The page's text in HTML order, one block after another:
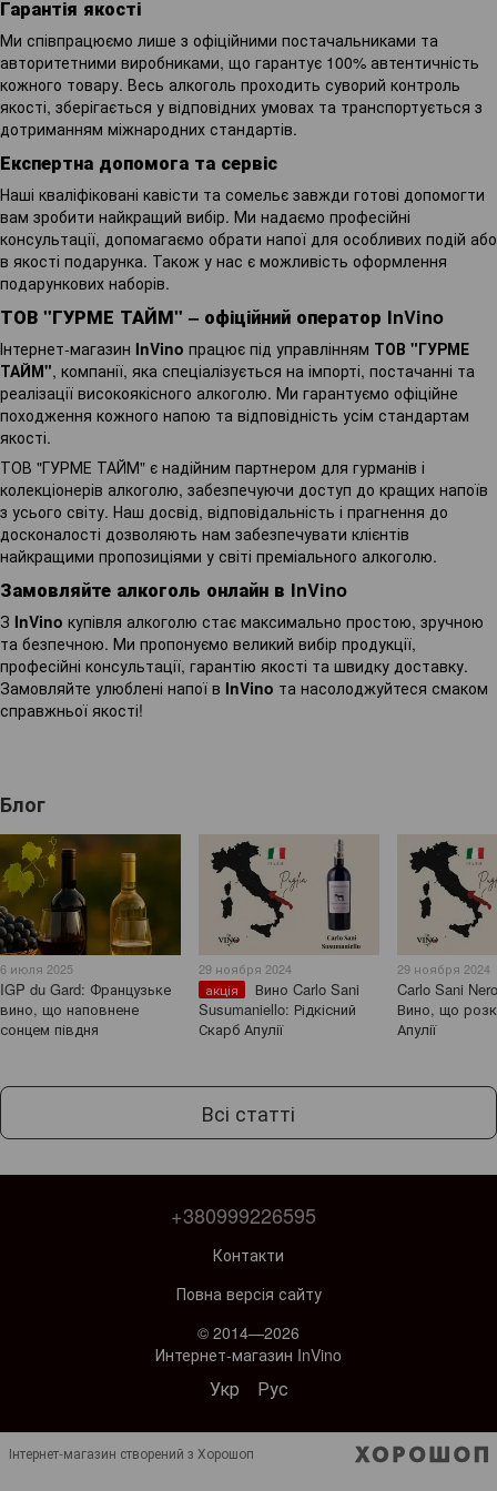
Гарантія якості
Ми співпрацюємо лише з офіційними постачальниками та
авторитетними виробниками, що гарантує 100% автентичність
кожного товару. Весь алкоголь проходить суворий контроль
якості, зберігається у відповідних умовах та транспортується з
дотриманням міжнародних стандартів.
Експертна допомога та сервіс
Наші кваліфіковані кавісти та сомельє завжди готові допомогти
вам зробити найкращий вибір. Ми надаємо професійні
консультації, допомагаємо обрати напої для особливих подій або
в якості подарунка. Також у нас є можливість оформлення
подарункових наборів.
ТОВ "ГУРМЕ ТАЙМ" – офіційний оператор InVino
Інтернет-магазин InVino працює під управлінням ТОВ "ГУРМЕ
ТАЙМ", компанії, яка спеціалізується на імпорті, постачанні та
реалізації високоякісного алкоголю. Ми гарантуємо офіційне
походження кожного напою та відповідність усім стандартам
якості.
ТОВ "ГУРМЕ ТАЙМ" є надійним партнером для гурманів і
колекціонерів алкоголю, забезпечуючи доступ до кращих напоїв
з усього світу. Наш досвід, відповідальність і прагнення до
досконалості дозволяють нам забезпечувати клієнтів
найкращими пропозиціями у світі преміального алкоголю.
Замовляйте алкоголь онлайн в InVino
З InVino купівля алкоголю стає максимально простою, зручною
та безпечною. Ми пропонуємо великий вибір продукції,
професійні консультації, гарантію якості та швидку доставку.
Замовляйте улюблені напої в InVino та насолоджуйтеся смаком
справжньої якості!
Блог
6 июля 2025
IGP du Gard: Французьке
вино, що наповнене
сонцем півдня
29 ноября 2024
акція
Вино Carlo Sani
Susumaniello: Рідкісний
Скарб Апулії
29 ноября 2024
Carlo Sani
Вино, що
Апулії
Всі статті
+380999226595
Контакти
Повна версія сайту
© 2014—2026
Интернет-магазин InVino
Укр Рус
Інтернет-магазин створений з Хорошоп